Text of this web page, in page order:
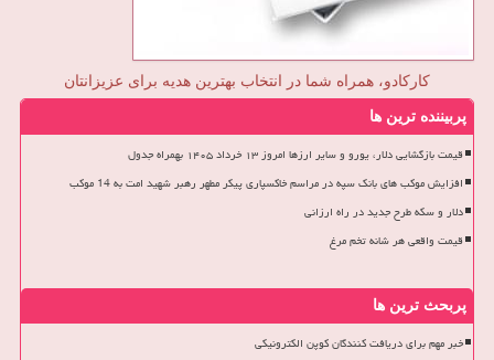
کارکادو، همراه شما در انتخاب بهترین هدیه برای عزیزانتان
پربیننده ترین ها
قیمت بازگشایی دلار، یورو و سایر ارزها امروز ۱۳ خرداد ۱۴۰۵ بهمراه جدول
افزایش موکب های بانک سپه در مراسم خاکسپاری پیکر مطهر رهبر شهید امت به 14 موکب
دلار و سکه طرح جدید در راه ارزانی
قیمت واقعی هر شانه تخم مرغ
پربحث ترین ها
خبر مهم برای دریافت کنندگان کوپن الکترونیکی